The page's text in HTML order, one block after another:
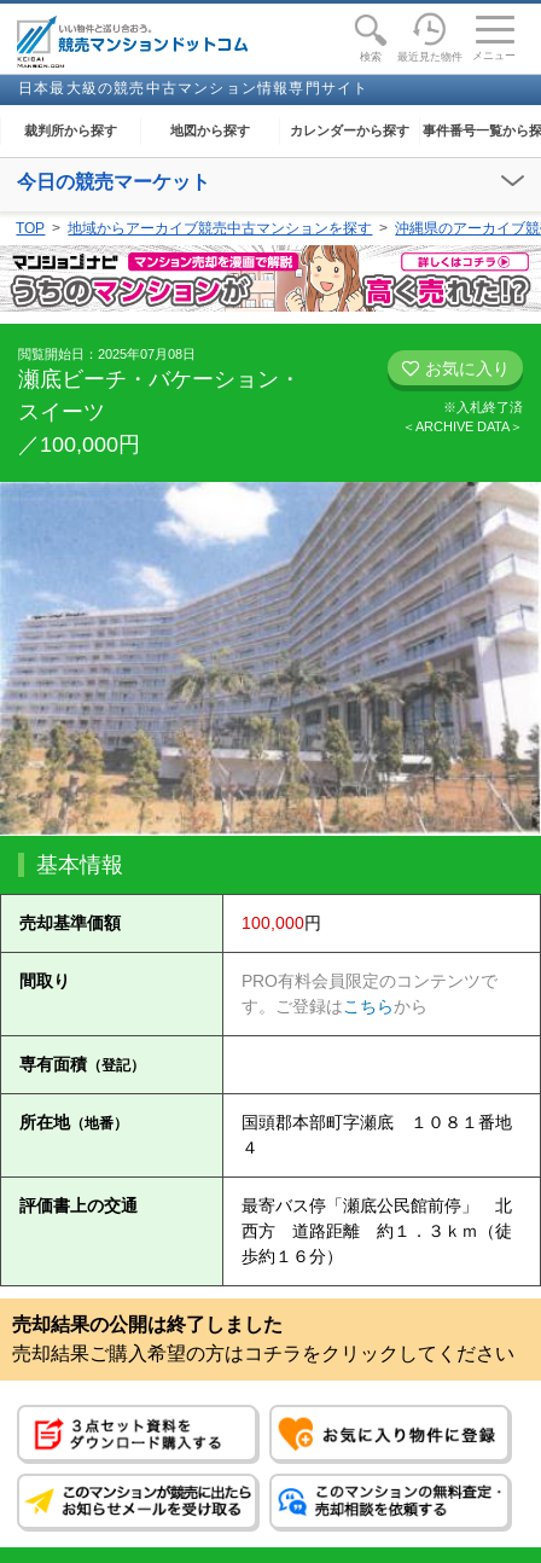
検索 最近見た物件 メニュー
日本最大級の競売中古マンション情報専門サイト
裁判所から探す 地図から探す カレンダーから探す 事件番号一覧から
toggle
今日の競売マーケット
閲覧開始：-
TOP 地域からアーカイブ競売中古マンションを探す 沖縄県のアーカイブ
閲覧開始日：2025年07月08日
瀬底ビーチ・バケーション・
スイーツ
／100,000円
お気に入り
※入札終了済
＜ARCHIVE DATA＞
基本情報
売却基準価額 100,000円
間取り
PRO有料会員限定のコンテンツで
す。ご登録はこちらから
専有面積（登記）
所在地（地番）
国頭郡本部町字瀬底 １０８１番地
４
評価書上の交通
最寄バス停「瀬底公民館前停」 北
西方 道路距離 約１．３ｋｍ（徒
歩約１６分）
売却結果の公開は終了しました
売却結果ご購入希望の方はコチラをクリックしてください